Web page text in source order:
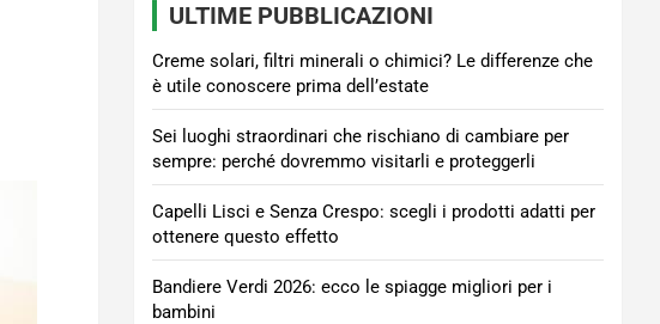
ULTIME PUBBLICAZIONI
Creme solari, filtri minerali o chimici? Le differenze che
è utile conoscere prima dell’estate
Sei luoghi straordinari che rischiano di cambiare per
sempre: perché dovremmo visitarli e proteggerli
Capelli Lisci e Senza Crespo: scegli i prodotti adatti per
ottenere questo effetto
Bandiere Verdi 2026: ecco le spiagge migliori per i
bambini